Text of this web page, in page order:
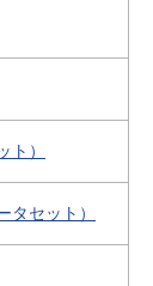
）
セット）